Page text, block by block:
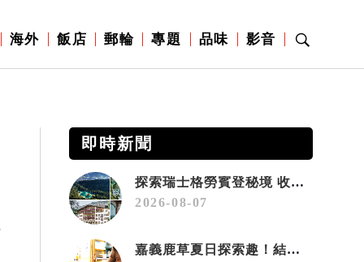
海外 飯店 郵輪 專題 品味 影音
即時新聞
探索瑞士格勞賓登秘境 收藏六種阿爾卑斯夏日療癒之旅
2026-08-07
嘉義鹿草夏日探索趣！結合科學、農場與自然的親子小旅行